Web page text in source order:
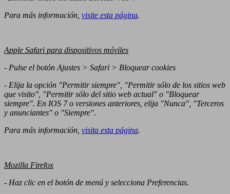
Para más información, visite esta página.
Apple Safari para dispositivos móviles
- Pulse el botón Ajustes > Safari > Bloquear cookies
- Elija la opción "Permitir siempre", "Permitir sólo de los sitios web
que visito", "Permitir sólo del sitio web actual" o "Bloquear
siempre". En IOS 7 o versiones anteriores, elija "Nunca", "Terceros
y anunciantes" o "Siempre".
Para más información, visita esta página.
Mozilla Firefox
- Haz clic en el botón de menú y selecciona Preferencias.